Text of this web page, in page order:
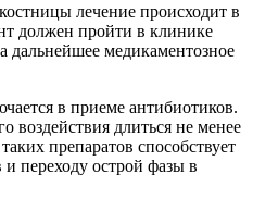
лечение происходит в
должен пройти в клинике
дальнейшее медикаментозное
в приеме антибиотиков.
воздействия длиться не менее
препаратов способствует
переходу острой фазы в